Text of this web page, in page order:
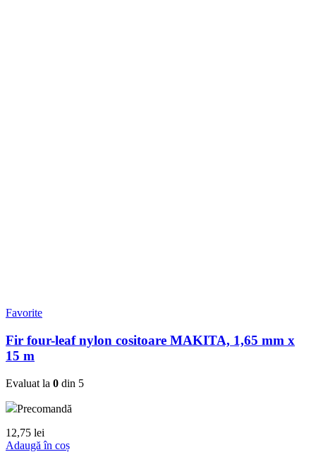
Favorite
Fir four-leaf nylon cositoare MAKITA, 1,65 mm x
15 m
Evaluat la 0 din 5
Precomandă
12,75 lei
Adaugă în coș